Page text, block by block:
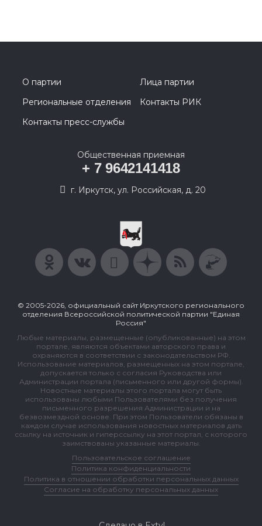
О партии
Лица партии
Региональные отделения
Контакты РИК
Контакты пресс-службы
Общественная приемная
+ 7 9642141418
г. Иркутск, ул. Российская, д. 20
© 2005-2026, официальный сайт Иркутского регионального
отделения Всероссийской политической партии "Единая
Россия"
Любые материалы, размещенные (опубликованные) на этом
портале, являются объектами авторского права и
охраняются в соответствии с законодательством РФ.
Использование материалов, размещенных на этом портале,
допускается только с согласия Руководства или
Администрации портала (письменного или другой формы).
Новостные материалы этого портала могут быть
использованы любыми Пользователями без получения
письменного разрешения Администрации и на
безвозмездной основе. При этом Пользователи обязаны в
каждом случае использования новостных материалов дать
ссылку на источник и гиперссылку на этот портал, с которого
заимствованы указанные материалы.
Пользовательское соглашение
Политика конфиденциальности
Политика в отношении обработки персональных данных
Согласие на обработку персональных данных